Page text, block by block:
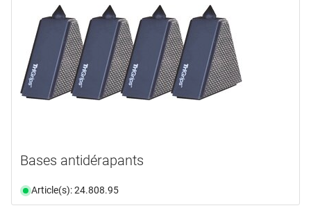
Bases antidérapants
Article(s): 24.808.95